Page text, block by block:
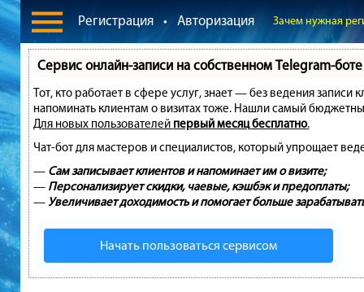
Регистрация • Авторизация Зачем нужная
Сервис онлайн-записи на собственном Telegram-боте
Тот, кто работает в сфере услуг, знает — без ведения
напоминать клиентам о визитах тоже. Нашли самый
Для новых пользователей первый месяц бесплатно.
Чат-бот для мастеров и специалистов, который упрощает
— Сам записывает клиентов и напоминает им о визите;
— Персонализирует скидки, чаевые, кэшбэк и предоплаты;
—Увеличивает доходимость и помогает больше
Начать пользоваться сервисом